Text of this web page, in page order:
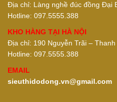
Địa chỉ: Làng nghề đúc đồng Đại
Hotline: 097.5555.388
KHO HÀNG TẠI HÀ NỘI
Địa chỉ: 190 Nguyễn Trãi –
Hotline: 097.5555.388
EMAIL
sieuthidodong.vn@gmail.com